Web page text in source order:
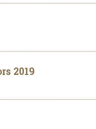
2019